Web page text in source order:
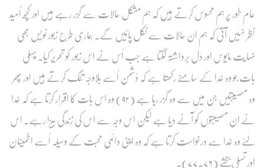
عام طور پر ہم محسوس کرتے ہیں کہ ہم مشکل حالات سے گزر رہے ہیں اور کچھ اُمید
نظر نہیں آتی کہ ہم ان حالات سے نکل پائیں گے۔ ہماری طرح زبور نویس بھی
نہایت مایوس اور دل برداشتہ لگتا ہے جب اُس نے اس زبور کو تحریر کیا۔ پہلی
بات جو وہ خدا کے سامنے رکھتا ہے کہ دُشمن اُسے بلاوجہ تنگ کرتے ہیں اور پھر
وہ مصیبتیں جن میں سے وہ گزر رہا ہے (۹۲) وہ اس بات کا اقرار کرتا ہے کہ خدا
نے ان مصیبتوں کو آنے دیا ہے لیکن اس وجہ سے اس کی زندگی بیزا رہے۔ اس
لئے وہ خدا سے درخواست کرتا ہے کہ وہ اپنی دائمی محبت کے وسیلہ اُسے اطمینان
اور تسلی بخشے (۷۶۔۷۷)۔